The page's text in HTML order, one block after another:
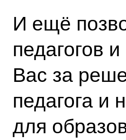
И ещё
педагогов
Вас за
педагога и
для